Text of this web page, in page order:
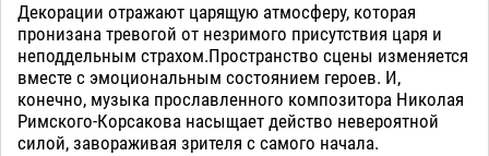
Декорации отражают царящую атмосферу, которая
пронизана тревогой от незримого присутствия царя и
неподдельным страхом.Пространство сцены изменяется
вместе с эмоциональным состоянием героев. И,
конечно, музыка прославленного композитора Николая
Римского-Корсакова насыщает действо невероятной
силой, завораживая зрителя с самого начала.